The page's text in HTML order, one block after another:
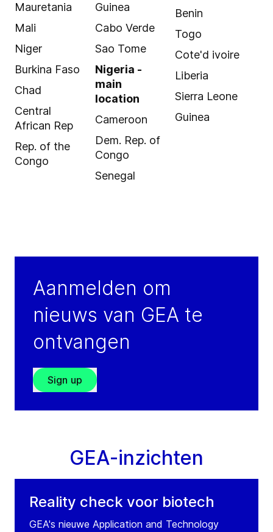
Mauretania
Mali
Niger
Burkina Faso
Chad
Central
African Rep
Rep. of the
Congo
Guinea
Cabo Verde
Sao Tome
Nigeria -
main
location
Cameroon
Dem. Rep. of
Congo
Senegal
Benin
Togo
Cote'd ivoire
Liberia
Sierra Leone
Guinea
Aanmelden om
nieuws van GEA te
ontvangen
Sign up
GEA-inzichten
Reality check voor biotech
GEA's nieuwe Application and Technology